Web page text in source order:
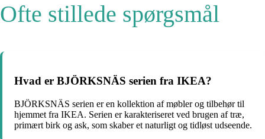
Ofte stillede spørgsmål
Hvad er BJÖRKSNÄS serien fra IKEA?
BJÖRKSNÄS serien er en kollektion af møbler og tilbehør til
hjemmet fra IKEA. Serien er karakteriseret ved brugen af træ,
primært birk og ask, som skaber et naturligt og tidløst udseende.